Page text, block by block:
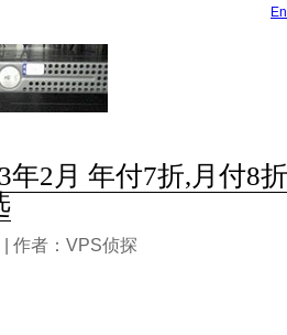
年2月 年付7折,月付8
作者：VPS侦探